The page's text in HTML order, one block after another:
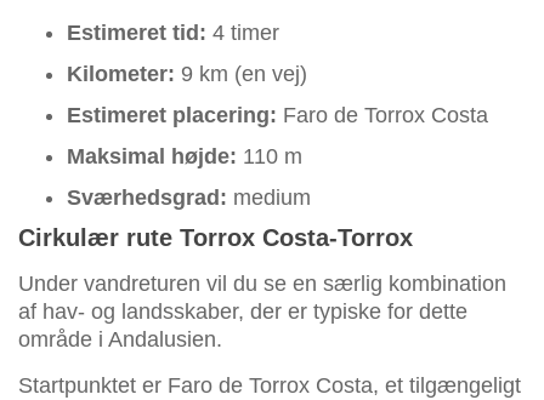
Estimeret tid: 4 timer
Kilometer: 9 km (en vej)
Estimeret placering: Faro de Torrox Costa
Maksimal højde: 110 m
Sværhedsgrad: medium
Cirkulær rute Torrox Costa-Torrox
Under vandreturen vil du se en særlig kombination
af hav- og landsskaber, der er typiske for dette
område i Andalusien.
Startpunktet er Faro de Torrox Costa, et tilgængeligt